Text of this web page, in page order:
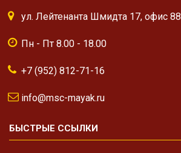
ул. Лейтенанта Шмидта 17, офис 88
Пн - Пт 8.00 - 18.00
+7 (952) 812-71-16
info@msc-mayak.ru
БЫСТРЫЕ ССЫЛКИ